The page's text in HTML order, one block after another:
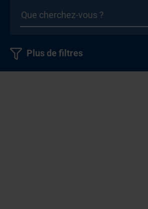
Plus de filtres